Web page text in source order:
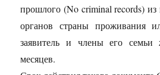
прошлого (No criminal records) из
органов страны проживания
заявитель и члены его
месяцев.